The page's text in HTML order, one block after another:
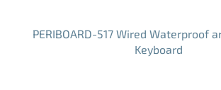
PERIBOARD-517 Wired Waterproof
Keyboard